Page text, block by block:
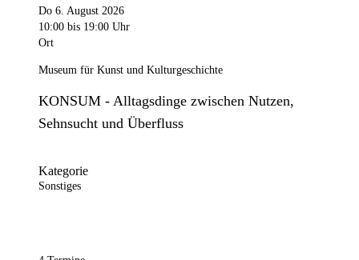
Do 6. August 2026
10:00 bis 19:00 Uhr
Ort
Museum für Kunst und Kulturgeschichte
KONSUM - Alltagsdinge zwischen Nutzen,
Sehnsucht und Überfluss
Kategorie
Sonstiges